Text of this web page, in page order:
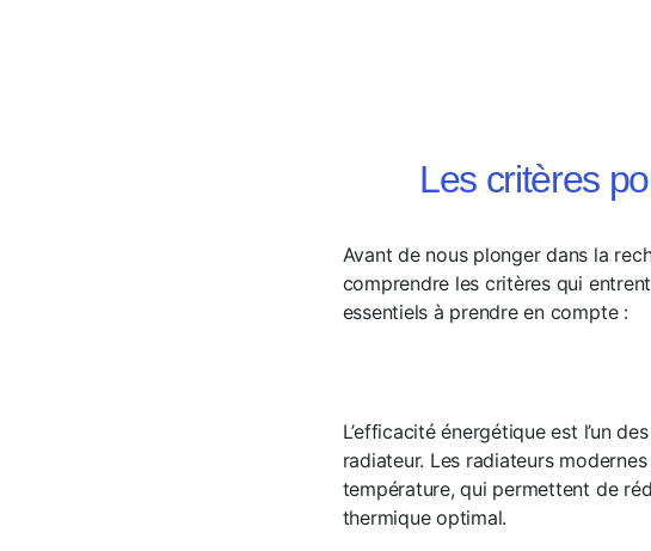
Les critères
Avant de nous plonger dans la
comprendre les critères qui
essentiels à prendre en compte :
L’efficacité énergétique est l’un
radiateur. Les radiateurs
température, qui permettent de
thermique optimal.